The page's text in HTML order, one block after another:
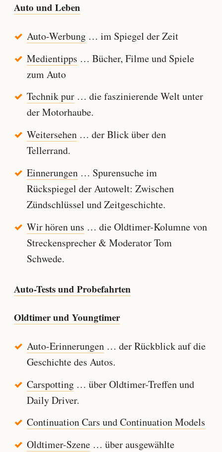
Auto und Leben
Auto-Werbung… im Spiegel der Zeit
Medientipps … Bücher, Filme und Spiele
zum Auto
Technik pur… die faszinierende Welt unter
der Motorhaube.
Weitersehen… der Blick über den
Tellerrand.
Einnerungen… Spurensuche im
Rückspiegel der Autowelt: Zwischen
Zündschlüssel und Zeitgeschichte.
Wir hören uns … die Oldtimer-Kolumne von
Streckensprecher & Moderator Tom
Schwede.
Auto-Tests und Probefahrten
Oldtimer und Youngtimer
Auto-Erinnerungen… der Rückblick auf die
Geschichte des Autos.
Carspotting… über Oldtimer-Treffen und
Daily Driver.
Continuation Cars und Continuation Models
Oldtimer-Szene… über ausgewählte